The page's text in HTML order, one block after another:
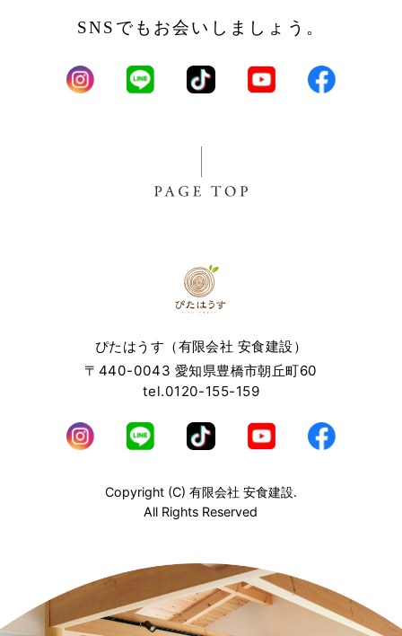
SNSでもお会いしましょう。
ぴたはうす（有限会社 安食建設）
〒440-0043 愛知県豊橋市朝丘町60
tel.0120-155-159
Copyright (C) 有限会社 安食建設.
All Rights Reserved